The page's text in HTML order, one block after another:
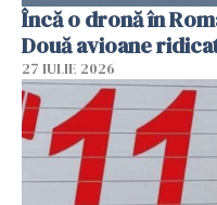
Încă o dronă în
Două avioane
27 IULIE 2026